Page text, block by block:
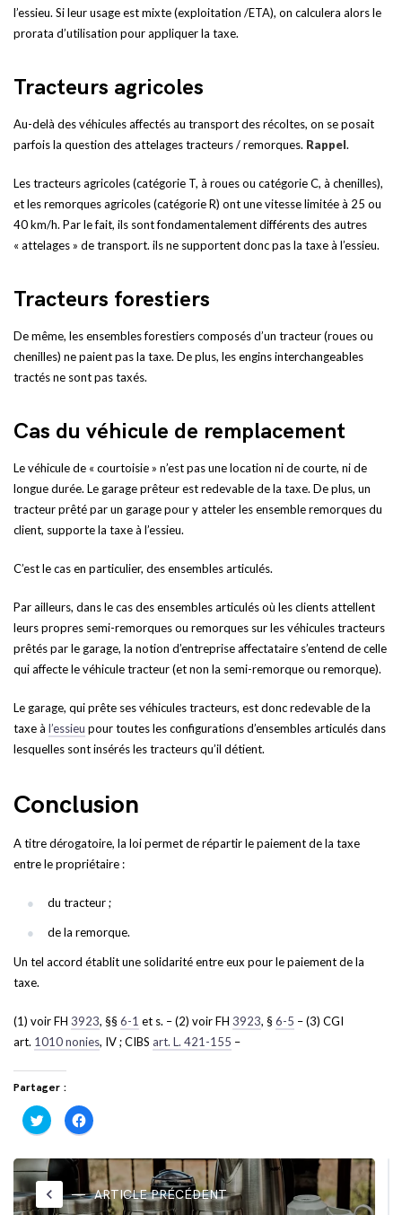
l’essieu. Si leur usage est mixte (exploitation /ETA), on calculera alors le
prorata d’utilisation pour appliquer la taxe.
Tracteurs agricoles
Au-delà des véhicules affectés au transport des récoltes, on se posait
parfois la question des attelages tracteurs / remorques. Rappel.
Les tracteurs agricoles (catégorie T, à roues ou catégorie C, à chenilles),
et les remorques agricoles (catégorie R) ont une vitesse limitée à 25 ou
40 km/h. Par le fait, ils sont fondamentalement différents des autres
« attelages » de transport. ils ne supportent donc pas la taxe à l’essieu.
Tracteurs forestiers
De même, les ensembles forestiers composés d’un tracteur (roues ou
chenilles) ne paient pas la taxe. De plus, les engins interchangeables
tractés ne sont pas taxés.
Cas du véhicule de remplacement
Le véhicule de « courtoisie » n’est pas une location ni de courte, ni de
longue durée. Le garage prêteur est redevable de la taxe. De plus, un
tracteur prêté par un garage pour y atteler les ensemble remorques du
client, supporte la taxe à l’essieu.
C’est le cas en particulier, des ensembles articulés.
Par ailleurs, dans le cas des ensembles articulés où les clients attellent
leurs propres semi-remorques ou remorques sur les véhicules tracteurs
prêtés par le garage, la notion d’entreprise affectataire s’entend de celle
qui affecte le véhicule tracteur (et non la semi-remorque ou remorque).
Le garage, qui prête ses véhicules tracteurs, est donc redevable de la
taxe à l’essieu pour toutes les configurations d’ensembles articulés dans
lesquelles sont insérés les tracteurs qu’il détient.
Conclusion
A titre dérogatoire, la loi permet de répartir le paiement de la taxe
entre le propriétaire :
du tracteur ;
de la remorque.
Un tel accord établit une solidarité entre eux pour le paiement de la
taxe.
(1) voir FH 3923, §§ 6-1 et s. – (2) voir FH 3923, § 6-5 – (3) CGI
art. 1010 nonies, IV ; CIBS art. L. 421-155 –
Partager :
Cliquez
pour
partager
Twitter(ouvre
dans
une
nouvelle
fenêtre)
Cliquez
pour
partager
Facebook(ouvre
dans
une
nouvelle
fenêtre)
keyboard_arrow_left ARTICLE PRÉCÉDENT